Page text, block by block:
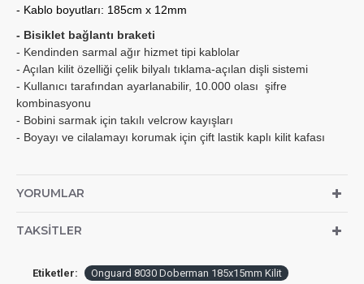
- Kablo boyutları: 185cm x 12mm
- Bisiklet bağlantı braketi
- Kendinden sarmal ağır hizmet tipi kablolar
- Açılan kilit özelliği çelik bilyalı tıklama-açılan dişli sistemi
- Kullanıcı tarafından ayarlanabilir, 10.000 olası şifre
kombinasyonu
- Bobini sarmak için takılı velcrow kayışları
- Boyayı ve cilalamayı korumak için çift lastik kaplı kilit kafası
YORUMLAR
TAKSITLER
Etiketler: Onguard 8030 Doberman 185x15mm Kilit